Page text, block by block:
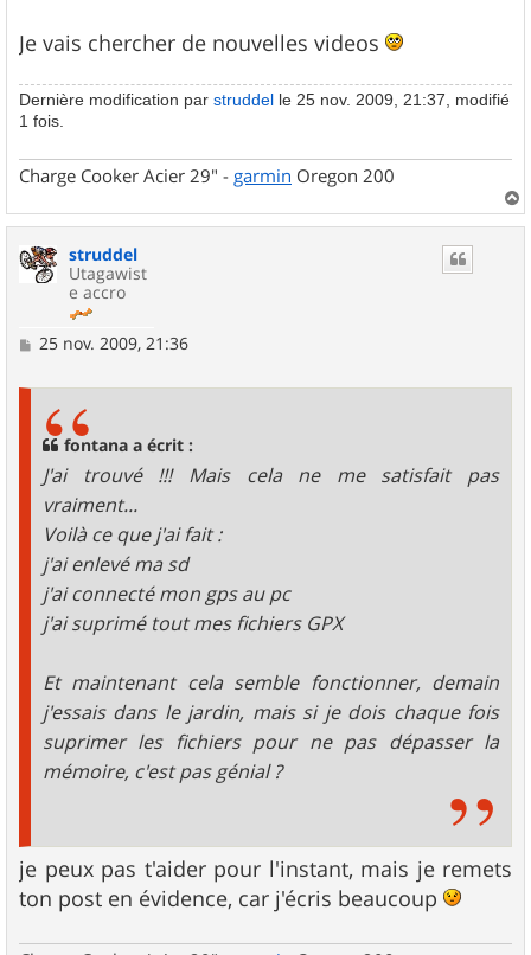
Je vais chercher de nouvelles videos
Dernière modification par struddel le 25 nov. 2009, 21:37, modifié
1 fois.
Charge Cooker Acier 29" - garmin Oregon 200
a
struddel
Utagawist
e accro
M
25 nov. 2009, 21:36
fontana a écrit :
J'ai trouvé !!! Mais cela ne me satisfait pas
vraiment...
Voilà ce que j'ai fait :
j'ai enlevé ma sd
j'ai connecté mon gps au pc
j'ai suprimé tout mes fichiers GPX
Et maintenant cela semble fonctionner, demain
j'essais dans le jardin, mais si je dois chaque fois
suprimer les fichiers pour ne pas dépasser la
mémoire, c'est pas génial ?
je peux pas t'aider pour l'instant, mais je remets
ton post en évidence, car j'écris beaucoup